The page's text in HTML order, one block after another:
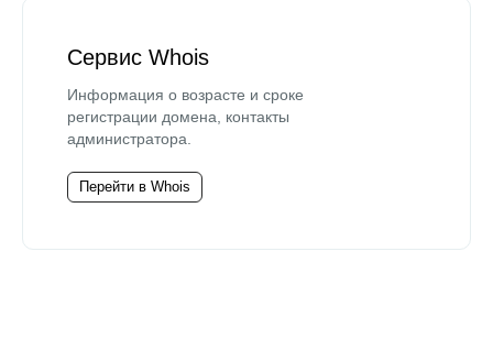
Сервис Whois
Информация о возрасте и сроке
регистрации домена, контакты
администратора.
Перейти в Whois